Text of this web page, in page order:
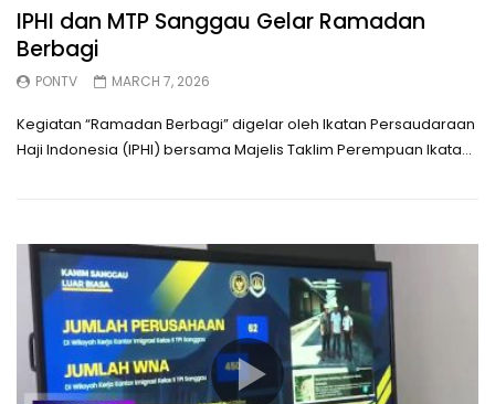
IPHI dan MTP Sanggau Gelar Ramadan
Berbagi
PONTV MARCH 7, 2026
Kegiatan “Ramadan Berbagi” digelar oleh Ikatan Persaudaraan
Haji Indonesia (IPHI) bersama Majelis Taklim Perempuan Ikata...